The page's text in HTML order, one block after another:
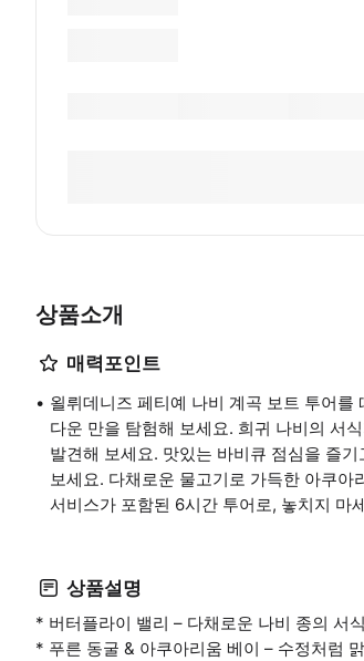
상품소개
매력포인트
욀뤼데니즈 페티예 나비 계곡 보트 투어
다운 만을 탐험해 보세요. 희귀 나비의 서
발견해 보세요. 맛있는 바비큐 점심을 즐
보세요. 다채로운 물고기로 가득한 아쿠
서비스가 포함된 6시간 투어로, 놓치지 마
상품설명
* 버터플라이 밸리 – 다채로운 나비 종의 서
* 푸른 동굴 & 아쿠아리움 베이 – 수정처럼